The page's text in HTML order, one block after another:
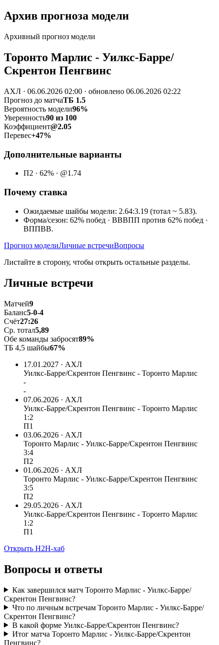
Архив прогноза модели
Архивный прогноз модели
Торонто Марлис - Уилкс-Барре/
Скрентон Пенгвинс
АХЛ · 06.06.2026 02:00 · обновлено 06.06.2026 02:22
Прогноз до матчаТБ 1.5
Вероятность модели96%
Уверенность90 из 100
Коэффициент@2.05
Перевес+47%
Дополнительные варианты
П2 · 62% · @1.74
Почему ставка
Ожидаемые шайбы модели: 2.64:3.19 (тотал ~ 5.83).
Форма/сезон: 62% побед · ВВВПП против 62% побед ·
ВППВВ.
Прогноз моделиЛичные встречиВопросы
Листайте в сторону, чтобы открыть остальные разделы.
Личные встречи
Матчей9
Баланс5-0-4
Счёт27:26
Ср. тотал5,89
Обе команды забросят89%
ТБ 4,5 шайбы67%
17.01.2027 · АХЛ
Уилкс-Барре/Скрентон Пенгвинс - Торонто Марлис
-
-
07.06.2026 · АХЛ
Уилкс-Барре/Скрентон Пенгвинс - Торонто Марлис
1:2
П1
03.06.2026 · АХЛ
Торонто Марлис - Уилкс-Барре/Скрентон Пенгвинс
3:4
П2
01.06.2026 · АХЛ
Торонто Марлис - Уилкс-Барре/Скрентон Пенгвинс
3:5
П2
29.05.2026 · АХЛ
Уилкс-Барре/Скрентон Пенгвинс - Торонто Марлис
1:2
П1
Открыть H2H-хаб
Вопросы и ответы
Как завершился матч Торонто Марлис - Уилкс-Барре/
Скрентон Пенгвинс?
Что по личным встречам Торонто Марлис - Уилкс-Барре/
Скрентон Пенгвинс?
В какой форме Уилкс-Барре/Скрентон Пенгвинс?
Итог матча Торонто Марлис - Уилкс-Барре/Скрентон
Пенгвинс?